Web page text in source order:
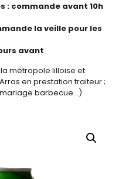
: commande avant 10h
la veille pour les
avant
métropole lilloise et
en prestation traiteur ;
barbecue…)